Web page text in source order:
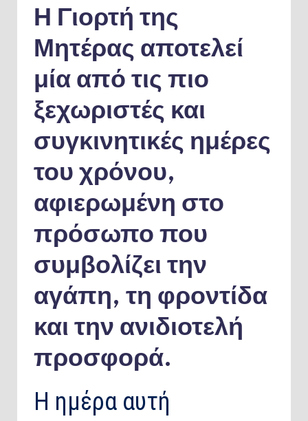
Η Γιορτή της
Μητέρας αποτελεί
μία από τις πιο
ξεχωριστές και
συγκινητικές ημέρες
του χρόνου,
αφιερωμένη στο
πρόσωπο που
συμβολίζει την
αγάπη, τη φροντίδα
και την ανιδιοτελή
προσφορά.
Η ημέρα αυτή